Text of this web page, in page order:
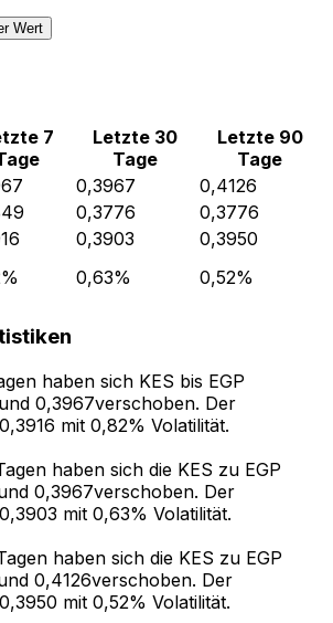
Wert
7
Letzte 30
Tage
Letzte 90
Tage
0,3967
0,4126
0,3776
0,3776
0,3903
0,3950
0,63% 0,52%
haben sich KES bis EGP
0,3967verschoben. Der
mit 0,82% Volatilität.
haben sich die KES zu EGP
0,3967verschoben. Der
mit 0,63% Volatilität.
haben sich die KES zu EGP
0,4126verschoben. Der
mit 0,52% Volatilität.